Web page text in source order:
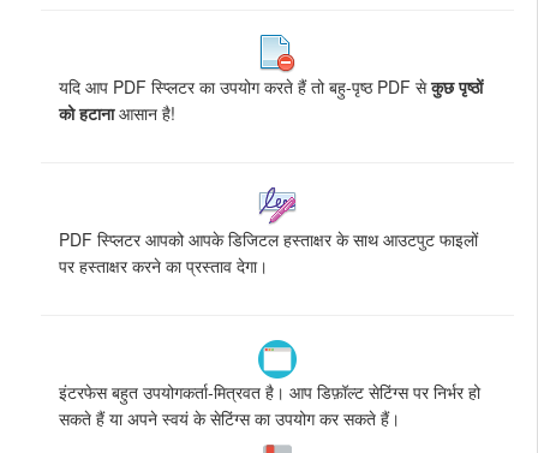
यदि आप PDF स्प्लिटर का उपयोग करते हैं तो बहु-पृष्ठ PDF सेकुछ पृष्ठों
को हटानाआसान है!
PDF स्प्लिटर आपको आपके डिजिटल हस्ताक्षर के साथ आउटपुट फाइलों
पर हस्ताक्षर करने का प्रस्ताव देगा।
इंटरफेस बहुत उपयोगकर्ता-मित्रवत है। आप डिफ़ॉल्ट सेटिंग्स पर निर्भर हो
सकते हैं या अपने स्वयं के सेटिंग्स का उपयोग कर सकते हैं।